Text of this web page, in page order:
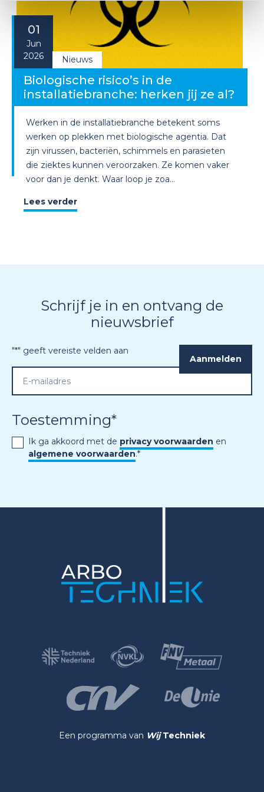
01
Jun
2026
Nieuws
Biologische risico’s in de
installatiebranche: herken jij ze al?
Werken in de installatiebranche betekent soms
werken op plekken met biologische agentia. Dat
zijn virussen, bacteriën, schimmels en parasieten
die ziektes kunnen veroorzaken. Ze komen vaker
voor dan je denkt. Waar loop je zoa...
Lees verder
Schrijf je in en ontvang de
nieuwsbrief
"*" geeft vereiste velden aan
Toestemming*
Ik ga akkoord met de privacy voorwaarden en
algemene voorwaarden.*
Een programma van Wij Techniek